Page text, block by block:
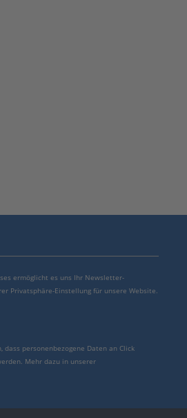
ermöglicht es uns Ihr Newsletter-
Privatsphäre-Einstellung für unsere Website.
personenbezogene Daten an Click
Mehr dazu in unserer